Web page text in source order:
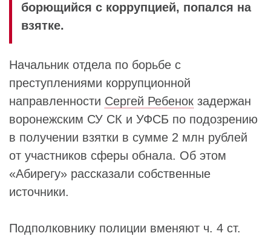
борющийся с коррупцией, попался на
взятке.
Начальник отдела по борьбе с
преступлениями коррупционной
направленности Сергей Ребенок задержан
воронежским СУ СК и УФСБ по подозрению
в получении взятки в сумме 2 млн рублей
от участников сферы обнала. Об этом
«Абирегу» рассказали собственные
источники.
Подполковнику полиции вменяют ч. 4 ст.